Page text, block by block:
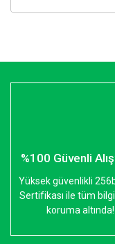
%100 Güvenli
Yüksek güvenlikli
Sertifikası ile tüm
koruma altında!